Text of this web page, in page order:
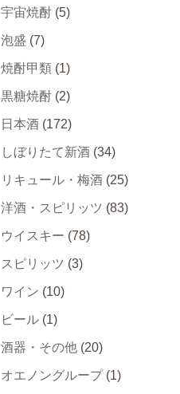
宇宙焼酎 (5)
泡盛 (7)
焼酎甲類 (1)
黒糖焼酎 (2)
日本酒 (172)
しぼりたて新酒 (34)
リキュール・梅酒 (25)
洋酒・スピリッツ (83)
ウイスキー (78)
スピリッツ (3)
ワイン (10)
ビール (1)
酒器・その他 (20)
オエノングループ (1)